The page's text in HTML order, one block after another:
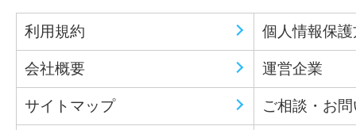
利用規約 個人情報保
会社概要 運営企業
サイトマップ ご相談・お